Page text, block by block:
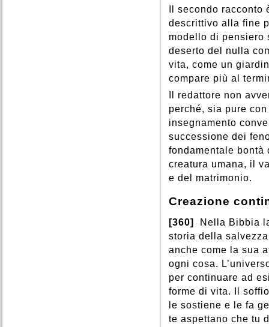
Il secondo
descrittivo alla fine
modello di pensiero
deserto del nulla
vita, come un
compare più al
Il redattore non
perché, sia pure
insegnamento
successione dei
fondamentale
creatura umana, il
e del matrimonio.
Creazione
[360]
Nella Bibbia
storia della
anche come la sua
ogni cosa.
per continuare ad
forme di vita. Il
le sostiene e le fa
te aspettano che tu